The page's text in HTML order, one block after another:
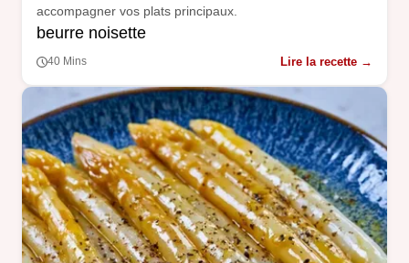
accompagner vos plats principaux.
beurre noisette
40 Mins Lire la recette →